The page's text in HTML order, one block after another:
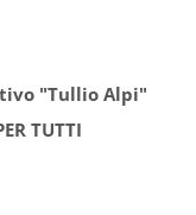
"Tullio Alpi"
TUTTI